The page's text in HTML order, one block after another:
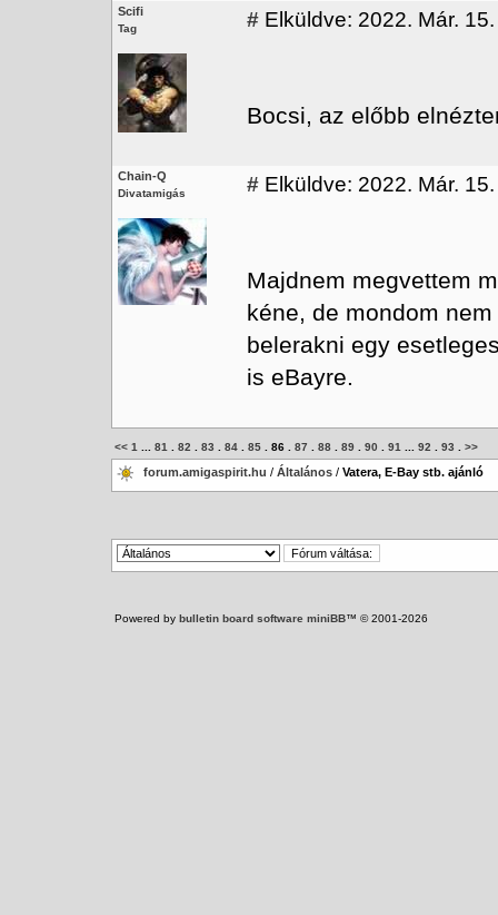
Scifi
Tag # Elküldve: 2022. Már.
Bocsi, az előbb
Chain-Q
Divatamigás # Elküldve: 2022. Már.
Majdnem megvettem
kéne, de mondom
belerakni egy
is eBayre.
<< 1 81 82 83 84 85 86 87 88 89 90 91 92 93 >>
forum.amigaspirit.hu / Általános / Vatera, E-Bay stb. ajánló
Powered by bulletin board software miniBB™ © 2001-2026